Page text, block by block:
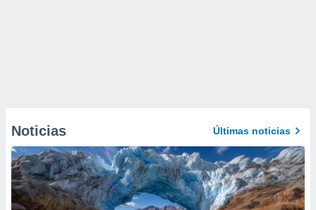
Noticias Últimas noticias